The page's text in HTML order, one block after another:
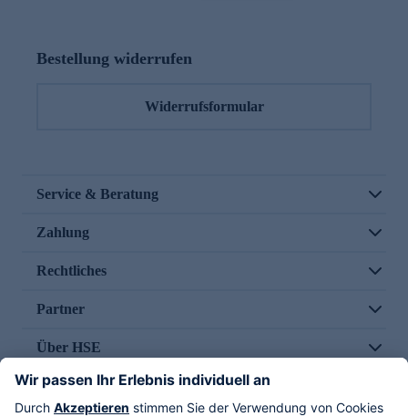
Bestellung widerrufen
Widerrufsformular
Service & Beratung
Zahlung
Rechtliches
Partner
Über HSE
Im TV